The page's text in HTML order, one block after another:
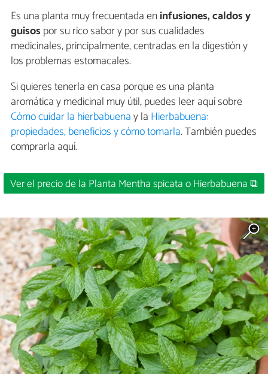
Es una planta muy frecuentada eninfusiones, caldos y
guisos por su rico sabor y por sus cualidades
medicinales, principalmente, centradas en la digestión y
los problemas estomacales.
Si quieres tenerla en casa porque es una planta
aromática y medicinal muy útil, puedes leer aquí sobre
Cómo cuidar la hierbabuenay la Hierbabuena:
propiedades, beneficios y cómo tomarla. También puedes
comprarla aquí.
Ver el precio de la Planta Mentha spicata o Hierbabuena ⧉